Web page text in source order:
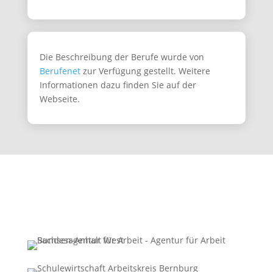
Die Beschreibung der Berufe wurde von
Berufenetzur Verfügung gestellt. Weitere
Informationen dazu finden Sie auf der
Webseite.